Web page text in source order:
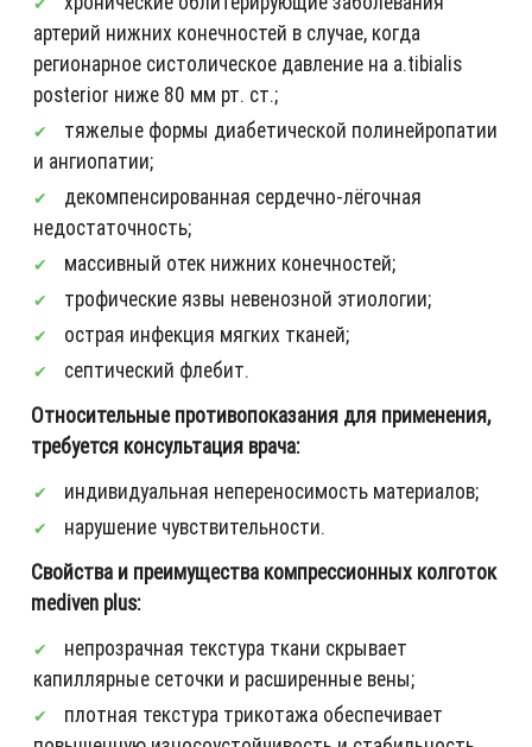
артерий нижних конечностей в случае, когда
регионарное систолическое давление на a.tibialis
posterior ниже 80 мм рт. ст.;
тяжелые формы диабетической полинейропатии
и ангиопатии;
декомпенсированная сердечно-лёгочная
недостаточность;
массивный отек нижних конечностей;
трофические язвы невенозной этиологии;
острая инфекция мягких тканей;
септический флебит.
Относительные противопоказания для применения,
требуется консультация врача:
индивидуальная непереносимость материалов;
нарушение чувствительности.
Свойства и преимущества компрессионных колготок
mediven plus:
непрозрачная текстура ткани скрывает
капиллярные сеточки и расширенные вены;
плотная текстура трикотажа обеспечивает